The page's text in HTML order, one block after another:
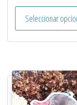
Seleccionar